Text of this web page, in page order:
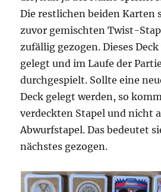
Die restlichen beiden Karten
zuvor gemischten Twist-
zufällig gezogen. Dieses
gelegt und im Laufe der
durchgespielt. Sollte eine
Deck gelegt werden, so
verdeckten Stapel und nicht
Abwurfstapel. Das bedeutet
nächstes gezogen.